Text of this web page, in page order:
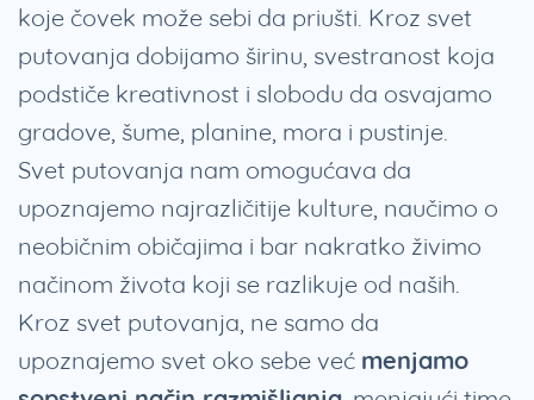
koje čovek može sebi da priušti. Kroz svet
putovanja dobijamo širinu, svestranost koja
podstiče kreativnost i slobodu da osvajamo
gradove, šume, planine, mora i pustinje.
Svet putovanja nam omogućava da
upoznajemo najrazličitije kulture, naučimo o
neobičnim običajima i bar nakratko živimo
načinom života koji se razlikuje od naših.
Kroz svet putovanja, ne samo da
upoznajemo svet oko sebe već menjamo